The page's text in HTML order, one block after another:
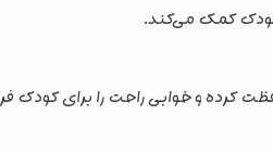
کودک کمک می‌کند.
کرده و خوابی راحت را برای کودک